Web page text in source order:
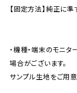
【固定方法】純正に
・機種・端末のモニ
場合がございます。
サンプル生地をご用意